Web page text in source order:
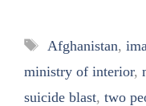
Tags
Afghanistan,
ministry of interior,
suicide blast, two